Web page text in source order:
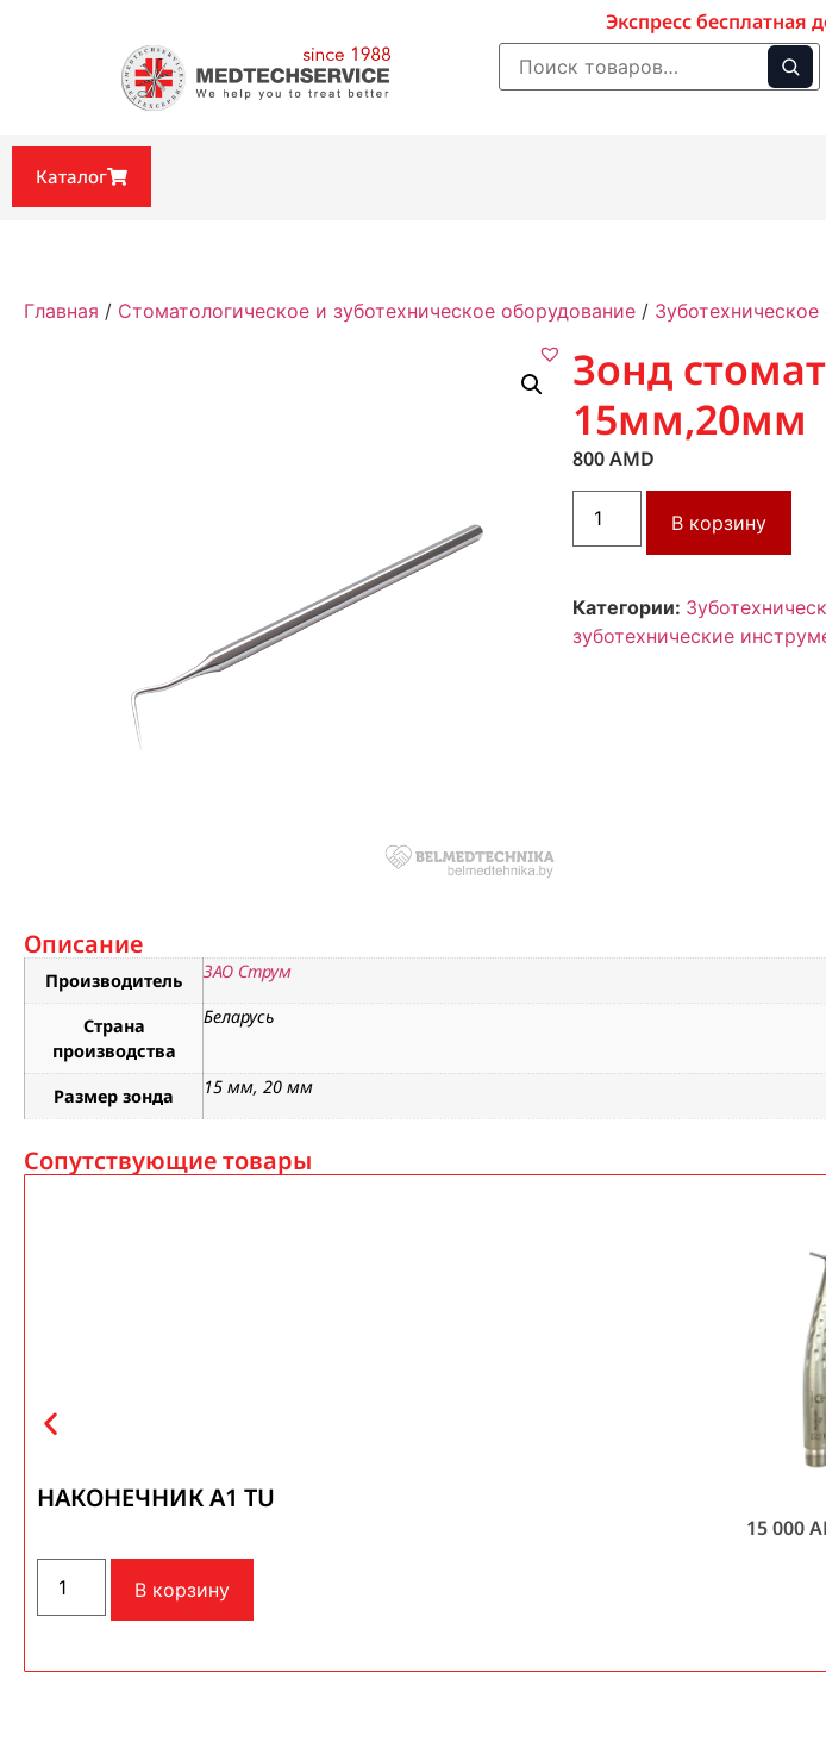
Экспресс бесплатная
Каталог
Главная / Стоматологическое и зуботехническое оборудование /
Зонд
15мм,20мм
800AMD
В корзину
Категории:
зуботехнические
Описание
Производитель ЗАО Струм
Страна
производства
Беларусь
Размер зонда 15 мм, 20 мм
Сопутствующие товары
НАКОНЕЧНИК A1 TU
15 000
В корзину
ПРИ